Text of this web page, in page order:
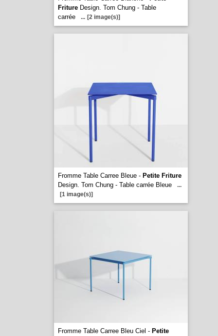
FritureDesign. Tom Chung - Table
carrée
... [2 image(s)]
Fromme Table Carree Bleue - Petite Friture
Design. Tom Chung - Table carrée Bleue
...
[1 image(s)]
Fromme Table Carree Bleu Ciel - Petite